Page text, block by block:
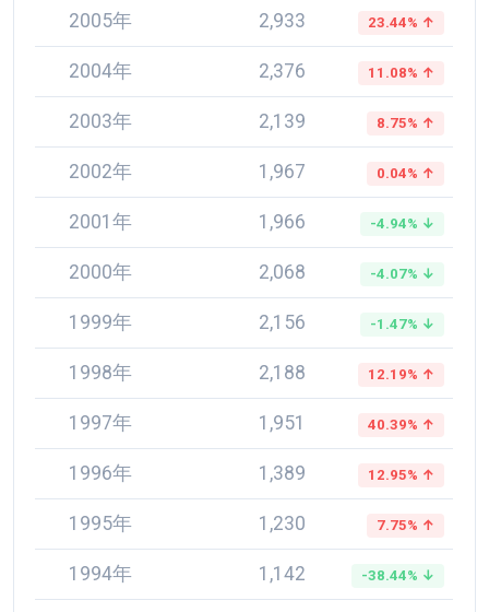
2005年 2,933 23.44% ↑
2004年 2,376 11.08% ↑
2003年 2,139 8.75% ↑
2002年 1,967 0.04% ↑
2001年 1,966 -4.94% ↓
2000年 2,068 -4.07% ↓
1999年 2,156 -1.47% ↓
1998年 2,188 12.19% ↑
1997年 1,951 40.39% ↑
1996年 1,389 12.95% ↑
1995年 1,230 7.75% ↑
1994年 1,142 -38.44% ↓